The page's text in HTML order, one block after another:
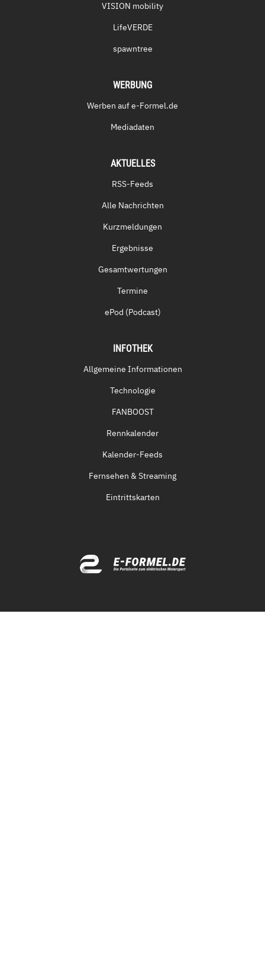
VISION mobility
LifeVERDE
spawntree
WERBUNG
Werben auf e-Formel.de
Mediadaten
AKTUELLES
RSS-Feeds
Alle Nachrichten
Kurzmeldungen
Ergebnisse
Gesamtwertungen
Termine
ePod (Podcast)
INFOTHEK
Allgemeine Informationen
Technologie
FANBOOST
Rennkalender
Kalender-Feeds
Fernsehen & Streaming
Eintrittskarten